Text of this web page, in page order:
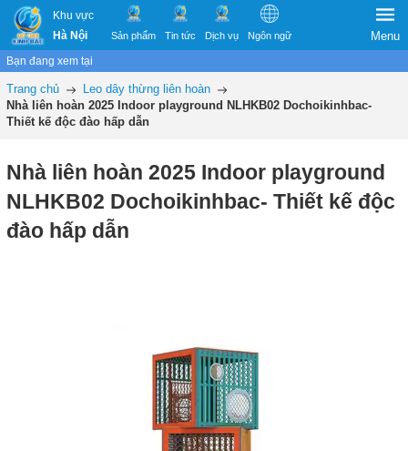
Khu vực
Hà Nội
Sản phẩm Tin tức Dịch vụ Ngôn ngữ Menu
Bạn đang xem tại
Trang chủ
Leo dây thừng liên hoàn
Nhà liên hoàn 2025 Indoor playground NLHKB02 Dochoikinhbac-
Thiết kế độc đào hấp dẫn
Nhà liên hoàn 2025 Indoor playground
NLHKB02 Dochoikinhbac- Thiết kế độc
đào hấp dẫn